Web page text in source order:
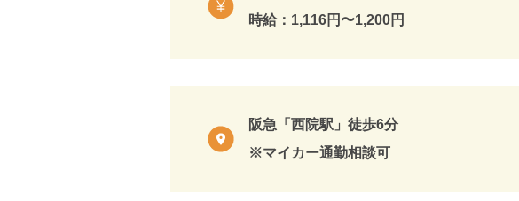
時給：1,116円〜1,200円
阪急「西院駅」徒歩6分
※マイカー通勤相談可